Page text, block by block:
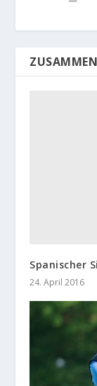
Spanischer
24. April 2016